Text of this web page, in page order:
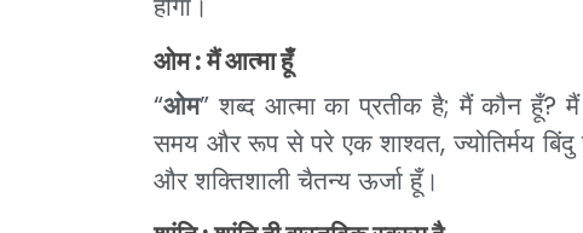
ओम : मैं आत्मा हूँ
“ओम” शब्द आत्मा का प्रतीक है; मैं कौन हूँ?
समय और रूप से परे एक शाश्वत, ज्योतिर्मय
और शक्तिशाली चैतन्य ऊर्जा हूँ।